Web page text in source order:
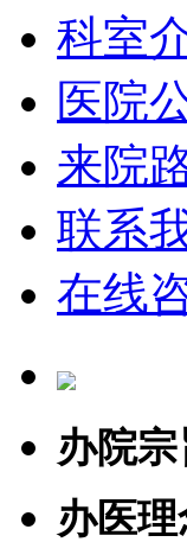
科室
医院
来院
联系
在线
办院宗
办医理